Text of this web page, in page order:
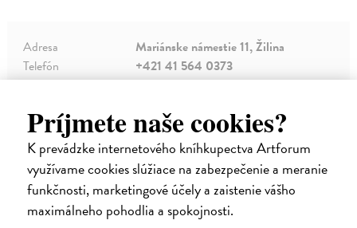
Príjmete naše cookies?
K prevádzke internetového kníhkupectva Artforum
využívame cookies slúžiace na zabezpečenie a meranie
funkčnosti, marketingové účely a zaistenie vášho
maximálneho pohodlia a spokojnosti.
Adresa
Mariánske námestie 11, Žilina
Telefón
+421 41 564 0373
E-mail
zilina@artforum.sk
Otváracie hodiny
Po – So:
9:00 – 18:00